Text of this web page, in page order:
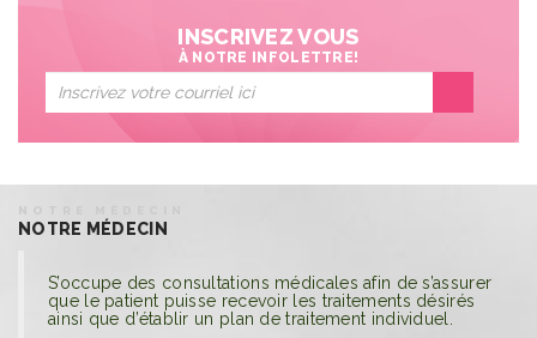
INSCRIVEZ VOUS
À NOTRE INFOLETTRE!
NOTRE MÉDECIN
S’occupe des consultations médicales afin de s’assurer
que le patient puisse recevoir les traitements désirés
ainsi que d’établir un plan de traitement individuel.